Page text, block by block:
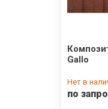
Gallo
Нет в
по